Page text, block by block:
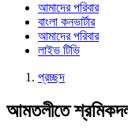
আমাদের পরিবার
বাংলা কনভার্টার
আমাদের পরিবার
লাইভ টিভি
প্রচ্ছদ
আমতলীতে